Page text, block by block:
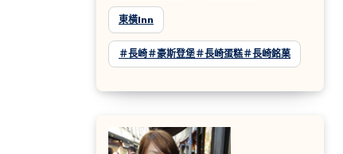
東橫inn
＃長崎＃豪斯登堡＃長崎蛋糕＃長崎銘菓